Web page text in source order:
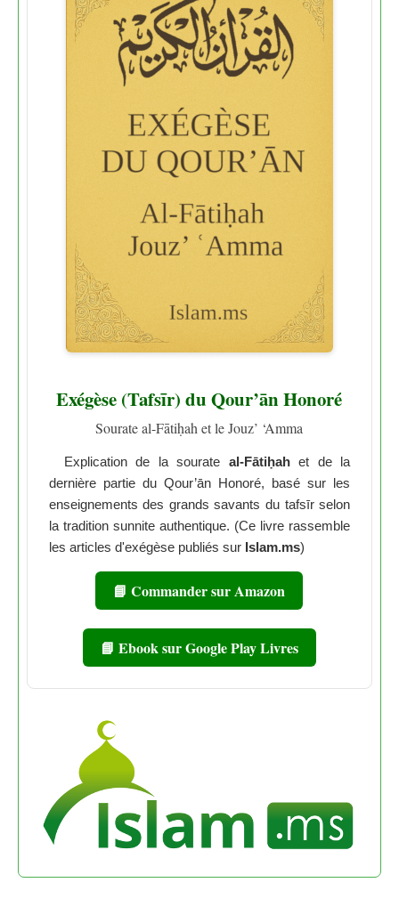
Exégèse (Tafsīr) du Qour’ān Honoré
Sourate al-Fātiḥah et le Jouz’ ‘Amma
Explication de la sourate al-Fātiḥahet de la
dernière partie du Qour’ān Honoré, basé sur les
enseignements des grands savants du tafsīr selon
la tradition sunnite authentique. (Ce livre rassemble
les articles d'exégèse publiés sur Islam.ms)
📘 Commander sur Amazon
📘 Ebook sur Google Play Livres